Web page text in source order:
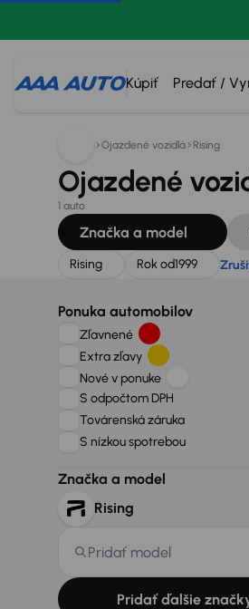
Kúpiť Predať /
Hľadáte:
Ojazdené vozidlá Rising
Ojazdené
1 auto
Značka a model
Rising Rok od1999
Ponuka automobilov
Zľavnené
Extra zľavy
Nové v ponuke
S odpočtom DPH
Továrenská záruka
S nízkou spotrebou
Značka a model
Rising
Pridať model
Pridať ďalšie